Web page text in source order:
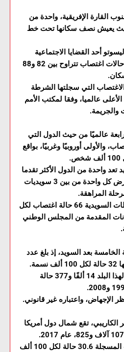
القارة الإفريقية، واحدة من
حيث يعيش نصف سكانها تحت خط
أحد القضايا الاجتماعية
الرئيسية؛ حيث تم تسجيل حالات اغتصاب تتراوح بين 82 و88
الاغتصاب التي سجلتها الشرطة
الأعلى عالميا، وفقا لمكتب الأمم
والجريمة.
عالميًا من حيث الدول التي
والأولى أوروبيًا وغربيًا، بواقع
تعد واحدة من الدول الأكثر تقدما
في العالم، ورغم ذلك، تتعرض كل واحدة من بين 3 سويديات
المراهقة.
وفي 2012، سجلت السلطات السويدية 66 حالة اغتصاب لكل
المقدمة من المجلس الوطني
الخامسة بعد السويد، إذ بلغ عدد
وسجلت الشرطة الوطنية لهذا البلد 14 ألفًا و377 حالة
الكاريبي، تقع شمال دول أمريكا
وبلغ عدد حوادث الاغتصاب المسجلة 30.6 حالة لكل 100 ألف